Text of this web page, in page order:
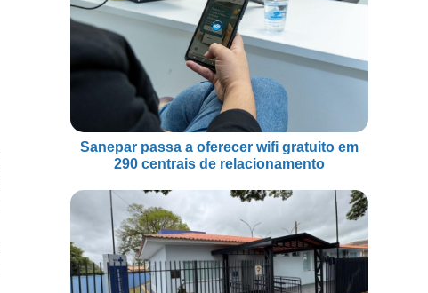
Sanepar passa a oferecer wifi gratuito em
290 centrais de relacionamento